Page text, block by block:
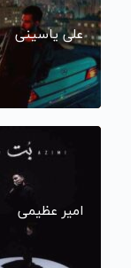
علی یاسینی
امیر عظیمی